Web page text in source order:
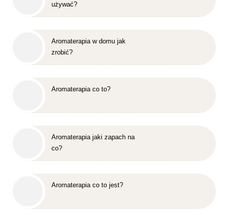
używać?
Aromaterapia w domu jak
zrobić?
Aromaterapia co to?
Aromaterapia jaki zapach na
co?
Aromaterapia co to jest?